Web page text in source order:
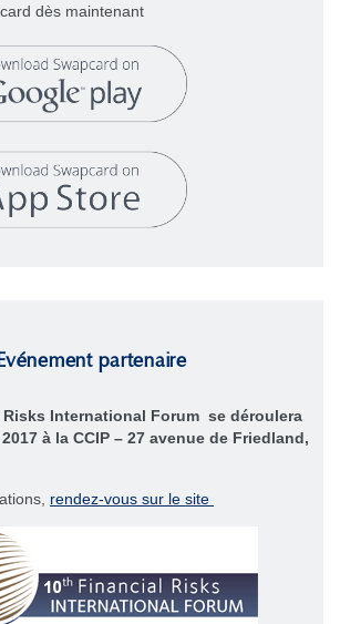
dès maintenant
partenaire
International Forum se déroulera
à la CCIP – 27 avenue de Friedland,
rendez-vous sur le site